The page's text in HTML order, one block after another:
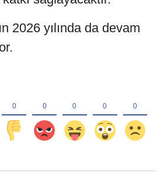
2026 yılında da devam